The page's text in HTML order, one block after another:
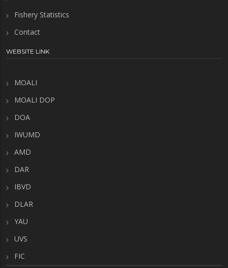
Fishery Statistics
Contact
WEBSITE LINK
MOALI
MOALI DOP
DOA
IWUMD
AMD
DAR
IBVD
DLAR
YAU
UVS
FIC